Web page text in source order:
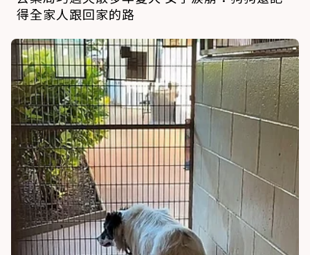
得全家人跟回家的路